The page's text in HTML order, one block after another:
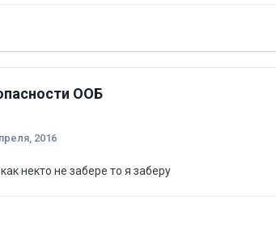
ООБ
2016
некто не забере то я заберу